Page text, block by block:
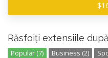
Răsfoiți extensiile
Popular (7) Business (2)